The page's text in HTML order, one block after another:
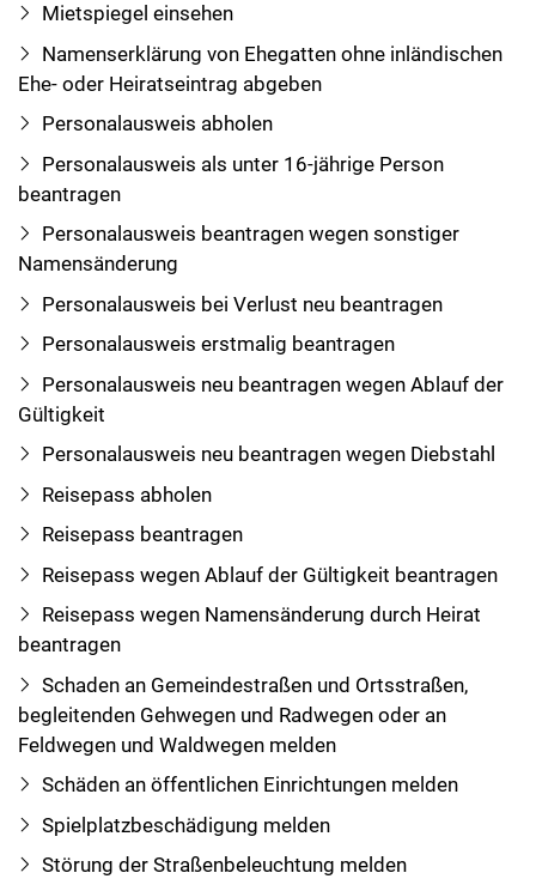
Mietspiegel einsehen
Namenserklärung von Ehegatten ohne inländischen
Ehe- oder Heiratseintrag abgeben
Personalausweis abholen
Personalausweis als unter 16-jährige Person
beantragen
Personalausweis beantragen wegen sonstiger
Namensänderung
Personalausweis bei Verlust neu beantragen
Personalausweis erstmalig beantragen
Personalausweis neu beantragen wegen Ablauf der
Gültigkeit
Personalausweis neu beantragen wegen Diebstahl
Reisepass abholen
Reisepass beantragen
Reisepass wegen Ablauf der Gültigkeit beantragen
Reisepass wegen Namensänderung durch Heirat
beantragen
Schaden an Gemeindestraßen und Ortsstraßen,
begleitenden Gehwegen und Radwegen oder an
Feldwegen und Waldwegen melden
Schäden an öffentlichen Einrichtungen melden
Spielplatzbeschädigung melden
Störung der Straßenbeleuchtung melden